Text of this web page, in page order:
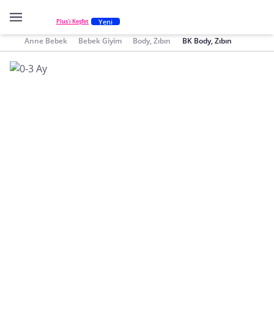
Plus'ı Keşfet Yeni
Anne Bebek Bebek Giyim Body, Zıbın BK Body, Zıbın